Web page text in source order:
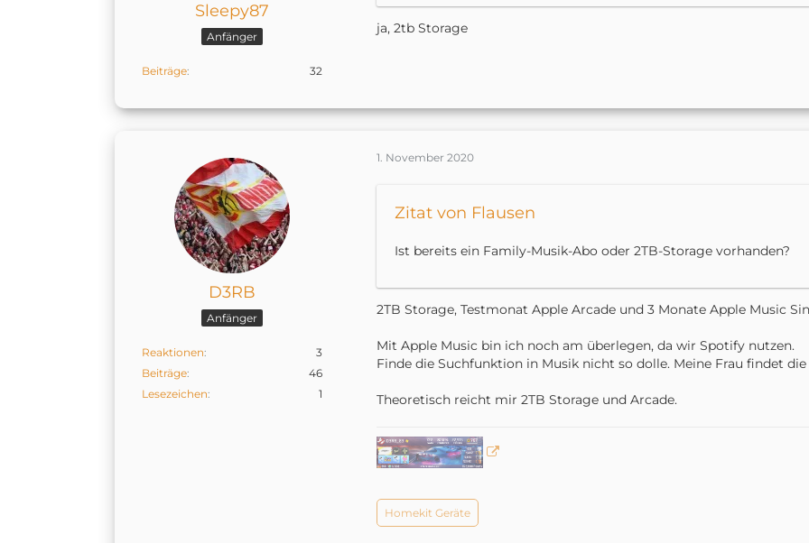
Sleepy87
Anfänger
Beiträge 32
ja, 2tb Storage
D3RB
Anfänger
Reaktionen
3
Beiträge
46
Lesezeichen
1
1. November 2020
Zitat von Flausen
Ist bereits ein Family-Musik-Abo oder 2TB-Storage vorhanden?
2TB Storage, Testmonat Apple Arcade und 3 Monate Apple Music
Mit Apple Music bin ich noch am überlegen, da wir Spotify nutzen.
Finde die Suchfunktion in Musik nicht so dolle. Meine Frau findet
Theoretisch reicht mir 2TB Storage und Arcade.
Homekit Geräte